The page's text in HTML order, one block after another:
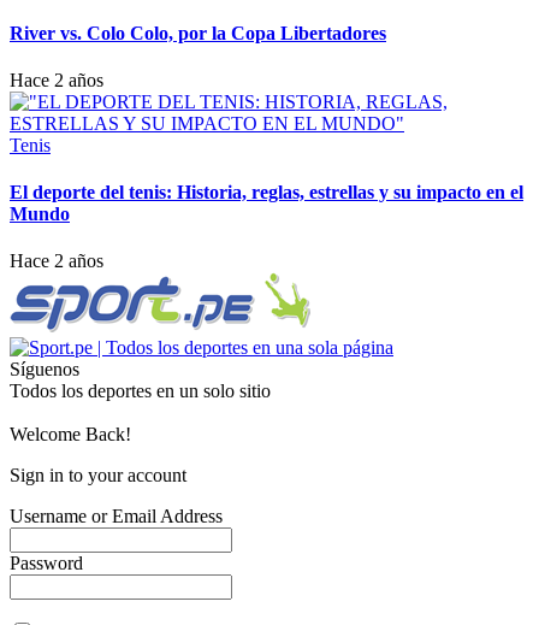
River vs. Colo Colo, por la Copa Libertadores
Hace 2 años
Tenis
El deporte del tenis: Historia, reglas, estrellas y su impacto en el
Mundo
Hace 2 años
Síguenos
Todos los deportes en un solo sitio
Welcome Back!
Sign in to your account
Username or Email Address
Password